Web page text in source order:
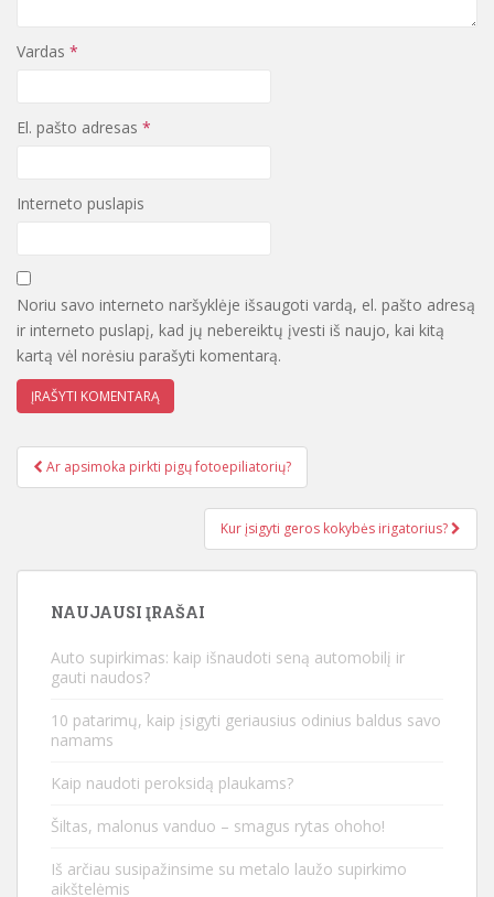
Vardas *
El. pašto adresas *
Interneto puslapis
Noriu savo interneto naršyklėje išsaugoti vardą, el. pašto adresą
ir interneto puslapį, kad jų nebereiktų įvesti iš naujo, kai kitą
kartą vėl norėsiu parašyti komentarą.
Įrašo navigacija
Ar apsimoka pirkti pigų fotoepiliatorių?
Kur įsigyti geros kokybės irigatorius?
NAUJAUSI ĮRAŠAI
Auto supirkimas: kaip išnaudoti seną automobilį ir
gauti naudos?
10 patarimų, kaip įsigyti geriausius odinius baldus savo
namams
Kaip naudoti peroksidą plaukams?
Šiltas, malonus vanduo – smagus rytas ohoho!
Iš arčiau susipažinsime su metalo laužo supirkimo
aikštelėmis